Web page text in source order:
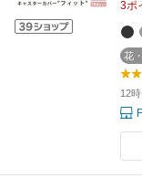
3ポ
花
12